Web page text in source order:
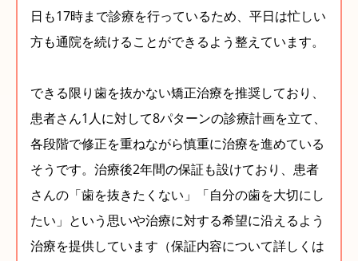
日も17時まで診療を行っているため、平日は忙しい
方も通院を続けることができるよう整えています。
できる限り歯を抜かない矯正治療を推奨しており、
患者さん1人に対して8パターンの診療計画を立て、
各段階で修正を重ねながら慎重に治療を進めている
そうです。治療後2年間の保証も設けており、患者
さんの「歯を抜きたくない」「自分の歯を大切にし
たい」という思いや治療に対する希望に沿えるよう
治療を提供しています（保証内容について詳しくは